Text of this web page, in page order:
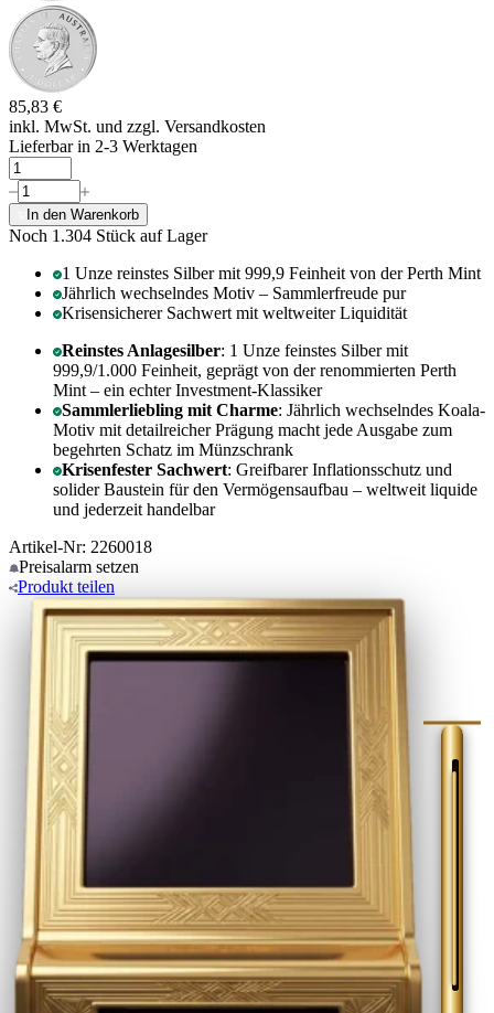
85,83 €
inkl. MwSt. und zzgl. Versandkosten
Lieferbar in 2-3 Werktagen
In den Warenkorb
Noch 1.304 Stück auf Lager
1 Unze reinstes Silber mit 999,9 Feinheit von der Perth Mint
Jährlich wechselndes Motiv – Sammlerfreude pur
Krisensicherer Sachwert mit weltweiter Liquidität
Reinstes Anlagesilber: 1 Unze feinstes Silber mit
999,9/1.000 Feinheit, geprägt von der renommierten Perth
Mint – ein echter Investment-Klassiker
Sammlerliebling mit Charme: Jährlich wechselndes Koala-
Motiv mit detailreicher Prägung macht jede Ausgabe zum
begehrten Schatz im Münzschrank
Krisenfester Sachwert: Greifbarer Inflationsschutz und
solider Baustein für den Vermögensaufbau – weltweit liquide
und jederzeit handelbar
Artikel-Nr: 2260018
Preisalarm setzen
Produkt teilen